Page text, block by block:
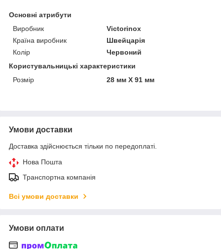
Основні атрибути
Виробник
Victorinox
Країна виробник
Швейцарія
Колір
Червоний
Користувальницькі характеристики
Розмір
28 мм Х 91 мм
Умови доставки
Доставка здійснюється тільки по передоплаті.
Нова Пошта
Транспортна компанія
Всі умови доставки
Умови оплати